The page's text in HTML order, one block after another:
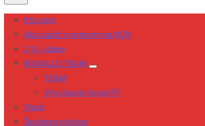
Kto som
Ako začať s lietaním na MZK
2 % z dane
ROGALLO TEAM
TEAM
Výcvikové stroje RT
Shop
Školenie pilotov